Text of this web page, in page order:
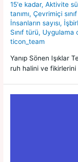
15'e kadar,Aktivite
tanımı,Çevrimiçi
İnsanların sayısı,
Sınıf türü, Uygulama
ticon_team
Yanıp Sönen Işıklar
ruh halini ve fikirlerini